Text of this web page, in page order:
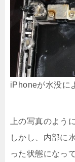
iPhoneが水没に
上の写真のよう
しかし、内部に
った状態になっ